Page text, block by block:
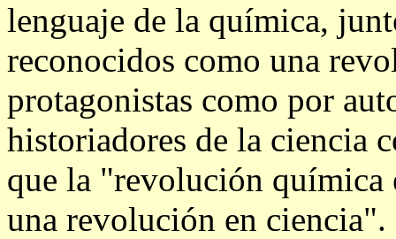
lenguaje de la química,
reconocidos como una
protagonistas como por
historiadores de la ciencia
que la "revolución química
una revolución en